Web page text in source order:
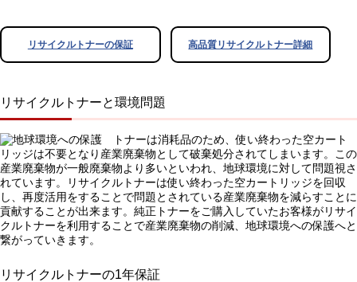
リサイクルトナーの保証 高品質リサイクルトナー詳細
リサイクルトナーと環境問題
トナーは消耗品のため、使い終わった空カート
リッジは不要となり産業廃棄物として破棄処分されてしまいます。この
産業廃棄物が一般廃棄物より多いといわれ、地球環境に対して問題視さ
れています。リサイクルトナーは使い終わった空カートリッジを回収
し、再度活用をすることで問題とされている産業廃棄物を減らすことに
貢献することが出来ます。純正トナーをご購入していたお客様がリサイ
クルトナーを利用することで産業廃棄物の削減、地球環境への保護へと
繋がっていきます。
リサイクルトナーの1年保証